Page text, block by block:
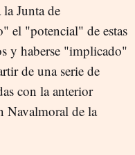
Junta de
el "potencial" de estas
y haberse "implicado"
de una serie de
con la anterior
Navalmoral de la